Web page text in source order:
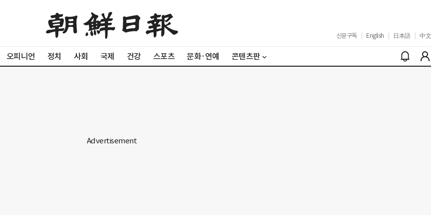
신문구독 English 日本語 中文
오피니언 정치 사회 국제 건강 스포츠 문화·연예 콘텐츠판